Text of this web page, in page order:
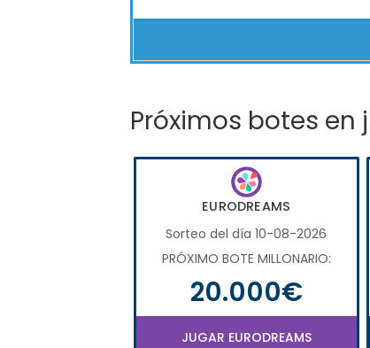
Próximos botes en
EURODREAMS
Sorteo del día 10-08-2026
PRÓXIMO BOTE MILLONARIO:
20.000€
JUGAR EURODREAMS